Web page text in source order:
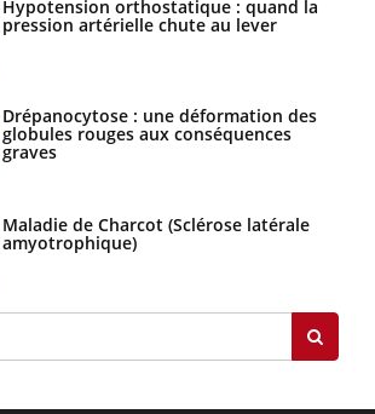
Hypotension orthostatique : quand la
pression artérielle chute au lever
Drépanocytose : une déformation des
globules rouges aux conséquences
graves
Maladie de Charcot (Sclérose latérale
amyotrophique)